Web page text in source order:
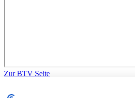
Zur BTV Seite
Navigation